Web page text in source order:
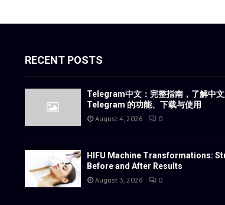
RECENT POSTS
Telegram中文：完整指南，了解中
Telegram 的功能、下载与使用
August 4, 2026 0
HIFU Machine Transformations:
Before and After Results
August 3, 2026 0